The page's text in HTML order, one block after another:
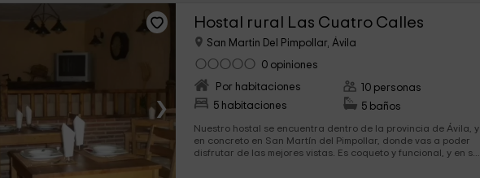
›
Hostal rural Las Cuatro Calles
San Martin Del Pimpollar, Ávila
0 opiniones
Por habitaciones
5 habitaciones
10 personas
5 baños
Nuestro hostal se encuentra dentro de la provincia de Ávila, y
en concreto en San Martín del Pimpollar, donde vas a poder
disfrutar de las mejores vistas. Es coqueto y funcional, y en su